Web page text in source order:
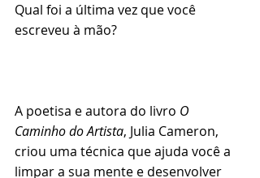
Qual foi a última vez que você
escreveu à mão?
A poetisa e autora do livro O
Caminho do Artista, Julia Cameron,
criou uma técnica que ajuda você a
limpar a sua mente e desenvolver